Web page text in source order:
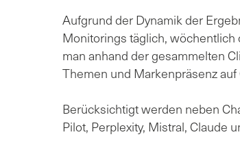
Aufgrund der Dynamik der
Monitorings täglich,
man anhand der gesammelten
Themen und Markenpräsenz auf
Berücksichtigt werden neben
Pilot, Perplexity, Mistral, Claude